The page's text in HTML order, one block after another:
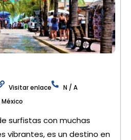
Visitar enlace
N / A
surfistas con muchas
vibrantes, es un destino en